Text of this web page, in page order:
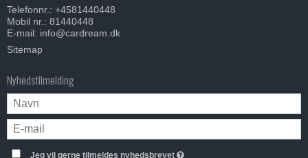
Telefonnr.: +4581440448
Mobil nr.: 81440448
E-mail: info@cardream.dk
Sitemap
Nyhedstilmelding
Jeg vil gerne tilmeldes nyhedsbrevet